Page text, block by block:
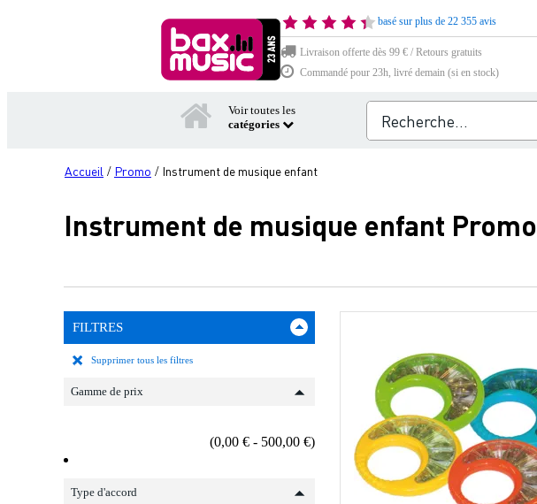
basé sur plus de 22 355 avis
Livraison offerte dès 99 € / Retours gratuits
Commandé pour 23h, livré demain (si en stock)
Voir toutes les
catégories
Accueil / Promo / Instrument de musique enfant
Instrument de musique enfant Promo
FILTRES
Supprimer tous les filtres
Gamme de prix
(0,00 € - 500,00 €)
Type d'accord